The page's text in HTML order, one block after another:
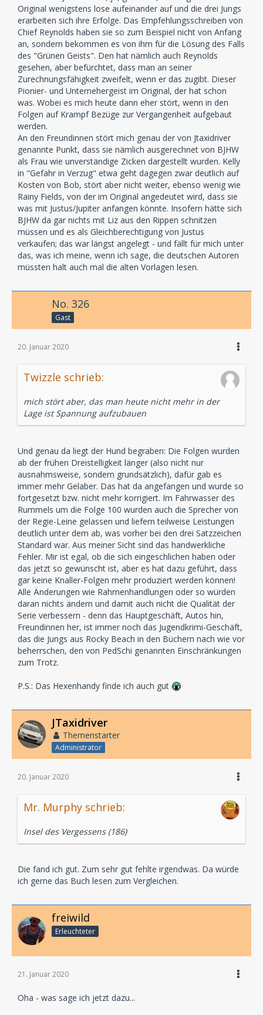
Original wenigstens lose aufeinander auf und die drei Jungs
erarbeiten sich ihre Erfolge. Das Empfehlungsschreiben von
Chief Reynolds haben sie so zum Beispiel nicht von Anfang
an, sondern bekommen es von ihm für die Lösung des Falls
des "Grünen Geists". Den hat nämlich auch Reynolds
gesehen, aber befürchtet, dass man an seiner
Zurechnungsfähigkeit zweifelt, wenn er das zugibt. Dieser
Pionier- und Unternehergeist im Original, der hat schon
was. Wobei es mich heute dann eher stört, wenn in den
Folgen auf Krampf Bezüge zur Vergangenheit aufgebaut
werden.
An den Freundinnen stört mich genau der von Jtaxidriver
genannte Punkt, dass sie nämlich ausgerechnet von BJHW
als Frau wie unverständige Zicken dargestellt wurden. Kelly
in "Gefahr in Verzug" etwa geht dagegen zwar deutlich auf
Kosten von Bob, stört aber nicht weiter, ebenso wenig wie
Rainy Fields, von der im Original angedeutet wird, dass sie
was mit Justus/Jupiter anfangen könnte. Insofern hätte sich
BJHW da gar nichts mit Liz aus den Rippen schnitzen
müssen und es als Gleichberechtigung von Justus
verkaufen; das war längst angelegt - und fällt für mich unter
das, was ich meine, wenn ich sage, die deutschen Autoren
müssten halt auch mal die alten Vorlagen lesen.
No. 326
Gast
20. Januar 2020
Twizzle schrieb:
mich stört aber, das man heute nicht mehr in der
Lage ist Spannung aufzubauen
Und genau da liegt der Hund begraben: Die Folgen wurden
ab der frühen Dreistelligkeit länger (also nicht nur
ausnahmsweise, sondern grundsätzlich), dafür gab es
immer mehr Gelaber. Das hat da angefangen und wurde so
fortgesetzt bzw. nicht mehr korrigiert. Im Fahrwasser des
Rummels um die Folge 100 wurden auch die Sprecher von
der Regie-Leine gelassen und liefern teilweise Leistungen
deutlich unter dem ab, was vorher bei den drei Satzzeichen
Standard war. Aus meiner Sicht sind das handwerkliche
Fehler. Mir ist egal, ob die sich eingeschlichen haben oder
das jetzt so gewünscht ist, aber es hat dazu geführt, dass
gar keine Knaller-Folgen mehr produziert werden können!
Alle Änderungen wie Rahmenhandlungen oder so würden
daran nichts ändern und damit auch nicht die Qualität der
Serie verbessern - denn das Hauptgeschäft, Autos hin,
Freundinnen her, ist immer noch das Jugendkrimi-Geschäft,
das die Jungs aus Rocky Beach in den Büchern nach wie vor
beherrschen, den von PedSchi genannten Einschränkungen
zum Trotz.
P.S.: Das Hexenhandy finde ich auch gut
JTaxidriver
Themenstarter
Administrator
20. Januar 2020
Mr. Murphy schrieb:
Insel des Vergessens (186)
Die fand ich gut. Zum sehr gut fehlte irgendwas. Da würde
ich gerne das Buch lesen zum Vergleichen.
freiwild
Erleuchteter
21. Januar 2020
Oha - was sage ich jetzt dazu...